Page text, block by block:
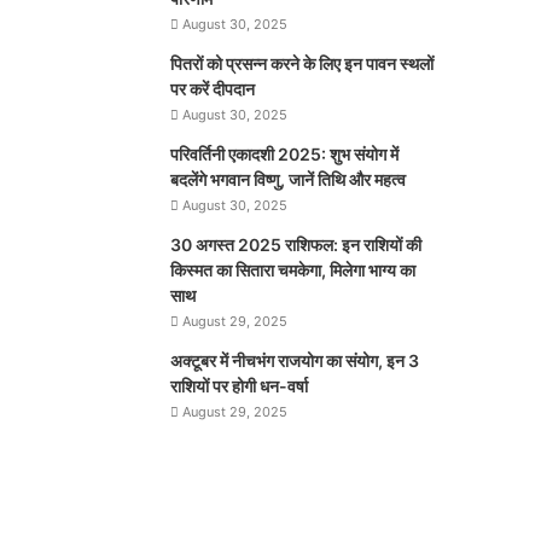
August 30, 2025
पितरों को प्रसन्न करने के लिए इन पावन स्थलों
पर करें दीपदान
August 30, 2025
परिवर्तिनी एकादशी 2025: शुभ संयोग में
बदलेंगे भगवान विष्णु, जानें तिथि और महत्व
August 30, 2025
30 अगस्त 2025 राशिफल: इन राशियों की
किस्मत का सितारा चमकेगा, मिलेगा भाग्य का
साथ
August 29, 2025
अक्टूबर में नीचभंग राजयोग का संयोग, इन 3
राशियों पर होगी धन-वर्षा
August 29, 2025